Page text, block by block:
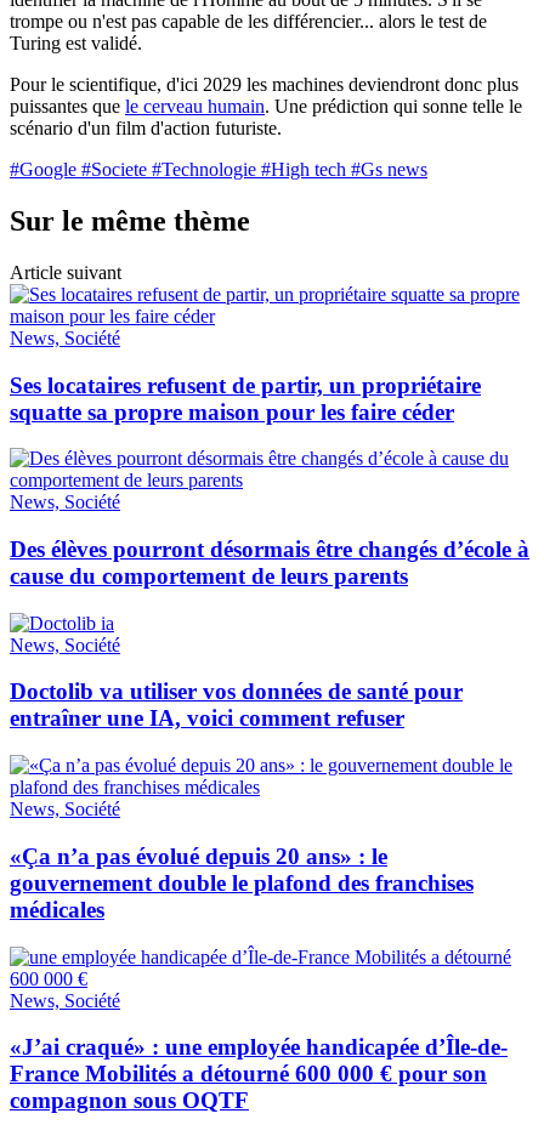
trompe ou n'est pas capable de les différencier... alors le test de
Turing est validé.
Pour le scientifique, d'ici 2029 les machines deviendront donc plus
puissantes que le cerveau humain. Une prédiction qui sonne telle le
scénario d'un film d'action futuriste.
#Google #Societe #Technologie #High tech #Gs news
Sur le même thème
Article suivant
News, Société
Ses locataires refusent de partir, un propriétaire
squatte sa propre maison pour les faire céder
News, Société
Des élèves pourront désormais être changés d’école à
cause du comportement de leurs parents
News, Société
Doctolib va utiliser vos données de santé pour
entraîner une IA, voici comment refuser
News, Société
«Ça n’a pas évolué depuis 20 ans» : le
gouvernement double le plafond des franchises
médicales
News, Société
«J’ai craqué» : une employée handicapée d’Île-de-
France Mobilités a détourné 600 000 € pour son
compagnon sous OQTF